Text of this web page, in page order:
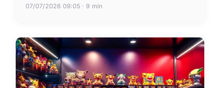
07/07/2026 09:05 · 9 min